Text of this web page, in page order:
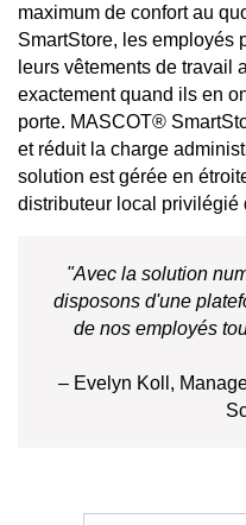
maximum de confort au
SmartStore, les employés
leurs vêtements de travail
exactement quand ils en
porte. MASCOT®
et réduit la charge
solution est gérée en
distributeur local privilégié
"Avec la solution
disposons d'une
de nos employés
– Evelyn Koll,